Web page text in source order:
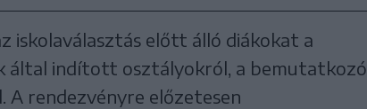
iskolaválasztás előtt álló diákokat a
által indított osztályokról, a bemutatkozó
A rendezvényre előzetesen